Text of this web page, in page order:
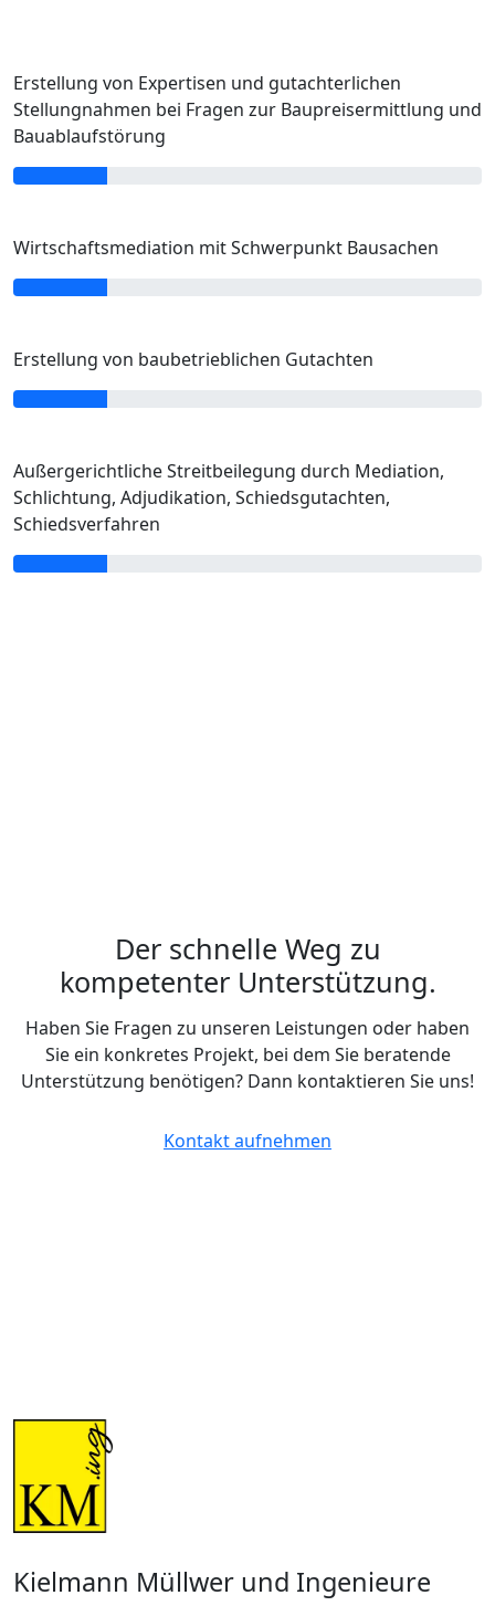
Erstellung von Expertisen und gutachterlichen
Stellungnahmen bei Fragen zur Baupreisermittlung und
Bauablaufstörung
Wirtschaftsmediation mit Schwerpunkt Bausachen
Erstellung von baubetrieblichen Gutachten
Außergerichtliche Streitbeilegung durch Mediation,
Schlichtung, Adjudikation, Schiedsgutachten,
Schiedsverfahren
Der schnelle Weg zu
kompetenter Unterstützung.
Haben Sie Fragen zu unseren Leistungen oder haben
Sie ein konkretes Projekt, bei dem Sie beratende
Unterstützung benötigen? Dann kontaktieren Sie uns!
Kontakt aufnehmen
Kielmann Müllwer und Ingenieure